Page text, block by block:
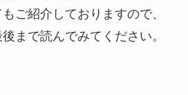
ご紹介しておりますので、
まで読んでみてください。